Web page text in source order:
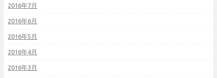
2016年7月
2016年6月
2016年5月
2016年4月
2016年3月